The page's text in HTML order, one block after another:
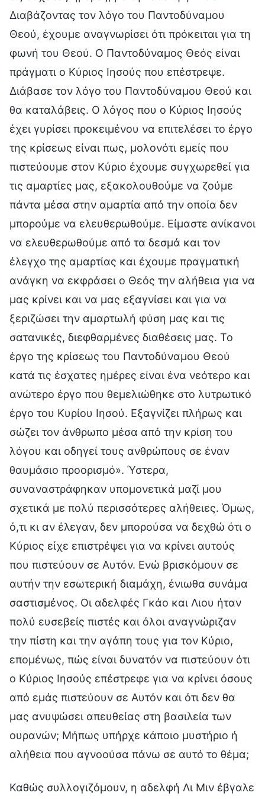
Διαβάζοντας τον λόγο του Παντοδύναμου
Θεού, έχουμε αναγνωρίσει ότι πρόκειται για τη
φωνή του Θεού. Ο Παντοδύναμος Θεός είναι
πράγματι ο Κύριος Ιησούς που επέστρεψε.
Διάβασε τον λόγο του Παντοδύναμου Θεού και
θα καταλάβεις. Ο λόγος που ο Κύριος Ιησούς
έχει γυρίσει προκειμένου να επιτελέσει το έργο
της κρίσεως είναι πως, μολονότι εμείς που
πιστεύουμε στον Κύριο έχουμε συγχωρεθεί για
τις αμαρτίες μας, εξακολουθούμε να ζούμε
πάντα μέσα στην αμαρτία από την οποία δεν
μπορούμε να ελευθερωθούμε. Είμαστε ανίκανοι
να ελευθερωθούμε από τα δεσμά και τον
έλεγχο της αμαρτίας και έχουμε πραγματική
ανάγκη να εκφράσει ο Θεός την αλήθεια για να
μας κρίνει και να μας εξαγνίσει και για να
ξεριζώσει την αμαρτωλή φύση μας και τις
σατανικές, διεφθαρμένες διαθέσεις μας. Το
έργο της κρίσεως του Παντοδύναμου Θεού
κατά τις έσχατες ημέρες είναι ένα νεότερο και
ανώτερο έργο που θεμελιώθηκε στο λυτρωτικό
έργο του Κυρίου Ιησού. Εξαγνίζει πλήρως και
σώζει τον άνθρωπο μέσα από την κρίση του
λόγου και οδηγεί τους ανθρώπους σε έναν
θαυμάσιο προορισμό». Ύστερα,
συναναστράφηκαν υπομονετικά μαζί μου
σχετικά με πολύ περισσότερες αλήθειες. Όμως,
ό,τι κι αν έλεγαν, δεν μπορούσα να δεχθώ ότι ο
Κύριος είχε επιστρέψει για να κρίνει αυτούς
που πιστεύουν σε Αυτόν. Ενώ βρισκόμουν σε
αυτήν την εσωτερική διαμάχη, ένιωθα συνάμα
σαστισμένος. Οι αδελφές Γκάο και Λιου ήταν
πολύ ευσεβείς πιστές και όλοι αναγνώριζαν
την πίστη και την αγάπη τους για τον Κύριο,
επομένως, πώς είναι δυνατόν να πιστεύουν ότι
ο Κύριος Ιησούς επέστρεφε για να κρίνει όσους
από εμάς πιστεύουν σε Αυτόν και ότι δεν θα
μας ανυψώσει απευθείας στη βασιλεία των
ουρανών; Μήπως υπήρχε κάποιο μυστήριο ή
αλήθεια που αγνοούσα πάνω σε αυτό το θέμα;
Καθώς συλλογιζόμουν, η αδελφή Λι Μιν έβγαλε